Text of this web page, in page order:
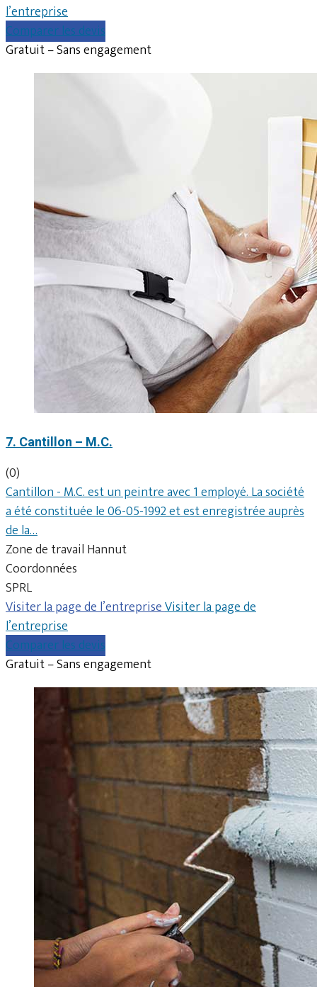
l’entreprise
Comparer les devis
Gratuit – Sans engagement
7. Cantillon – M.C.
(0)
Cantillon - M.C. est un peintre avec 1 employé. La société
a été constituée le 06-05-1992 et est enregistrée auprès
de la…
Zone de travail Hannut
Coordonnées
SPRL
Visiter la page de l’entrepriseVisiter la page de
l’entreprise
Comparer les devis
Gratuit – Sans engagement